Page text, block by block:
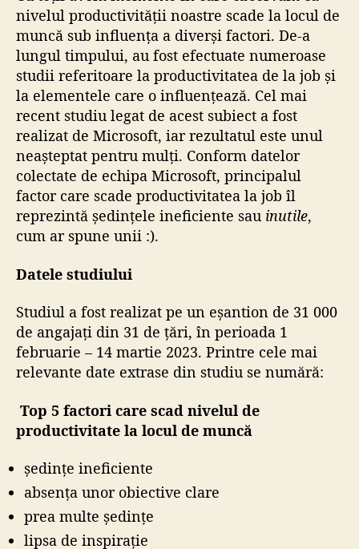
nivelul productivității noastre scade la locul de
muncă sub influența a diverși factori. De-a
lungul timpului, au fost efectuate numeroase
studii referitoare la productivitatea de la job și
la elementele care o influențează. Cel mai
recent studiu legat de acest subiect a fost
realizat de Microsoft, iar rezultatul este unul
neașteptat pentru mulți. Conform datelor
colectate de echipa Microsoft, principalul
factor care scade productivitatea la job îl
reprezintă ședințele ineficiente sau inutile,
cum ar spune unii :).
Datele studiului
Studiul a fost realizat pe un eșantion de 31 000
de angajați din 31 de țări, în perioada 1
februarie – 14 martie 2023. Printre cele mai
relevante date extrase din studiu se numără:
Top 5 factori care scad nivelul de
productivitate la locul de muncă
ședințe ineficiente
absența unor obiective clare
prea multe ședințe
lipsa de inspirație